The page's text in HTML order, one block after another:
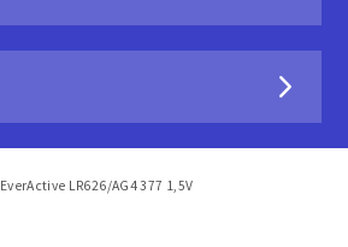
EverActive LR626/AG4 377 1,5V